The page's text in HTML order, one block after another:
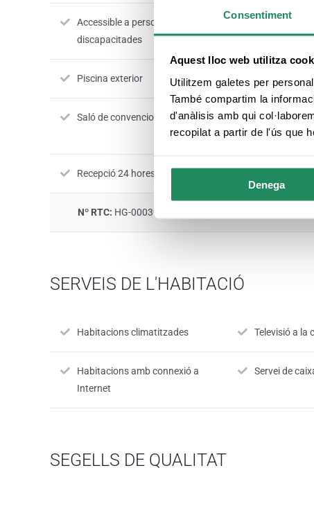
Consentiment
Aquest lloc web utilitza
Utilitzem galetes per
També compartim la
d'anàlisis amb qui
recopilat a partir de l'ús que
Denega
Accessible a persones
discapacitades
Jardí-terrassa
Piscina exterior Bar
Saló de convencions Zones
Recepció 24 hores
Nº RTC: HG-000396-30
SERVEIS DE L'HABITACIÓ
Habitacions climatitzades Televisió a la
Habitacions amb connexió a
Internet
Servei de
SEGELLS DE QUALITAT